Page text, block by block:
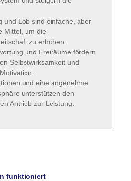
und Lob sind einfache, aber
Mittel, um die
zu erhöhen.
und Freiräume fördern
Selbstwirksamkeit und
und eine angenehme
unterstützen den
Antrieb zur Leistung.
funktioniert